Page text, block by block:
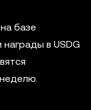
базе
в USDG